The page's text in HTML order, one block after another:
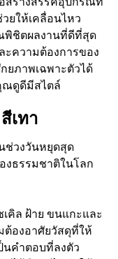
อสร้างสรรค์อุปกรณ์ที่
ยให้เคลื่อนไหว
พิชิตผลงานที่ดีที่สุด
ะความต้องการของ
ภาพเฉพาะตัวได้
ณดูดีมีสไตล์
เทา
ช่วงวันหยุดสุด
งธรรมชาติในโลก
เคิล ฝ้าย ขนแกะและ
ต้องอาศัยวัสดุที่ให้
นคำตอบที่ลงตัว